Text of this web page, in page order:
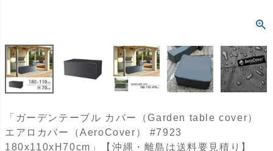
「ガーデンテーブル カバー（Garden table cover）
エアロカバー（AeroCover） #7923
180x110xH70cm」【沖縄・離島は送料要見積り】